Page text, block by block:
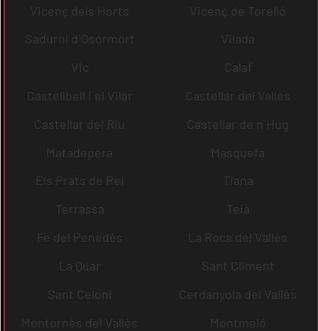
Vicenç dels Horts
Vicenç de Torelló
Sadurní d´Osormort
Vilada
Vic
Calaf
Castellbell i el Vilar
Castellar del Vallès
Castellar del Riu
Castellar de n´Hug
Matadepera
Masquefa
Els Prats de Rei
Tiana
Terrassa
Teià
Fe del Penedès
La Roca del Vallès
La Quar
Sant Climent
Sant Celoni
Cerdanyola del Vallès
Montornès del Vallès
Montmeló